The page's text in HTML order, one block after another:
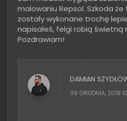
malowaniu Repsol. Szkoda że
zostały wykonane trochę
napisałeś, felgi robią świetną
Pozdrawiam!
DAMIAN
09 GRUDNIA, 2019